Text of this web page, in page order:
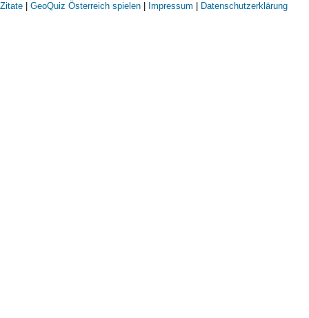
Zitate
GeoQuiz Österreich spielen Impressum Datenschutzerklärung